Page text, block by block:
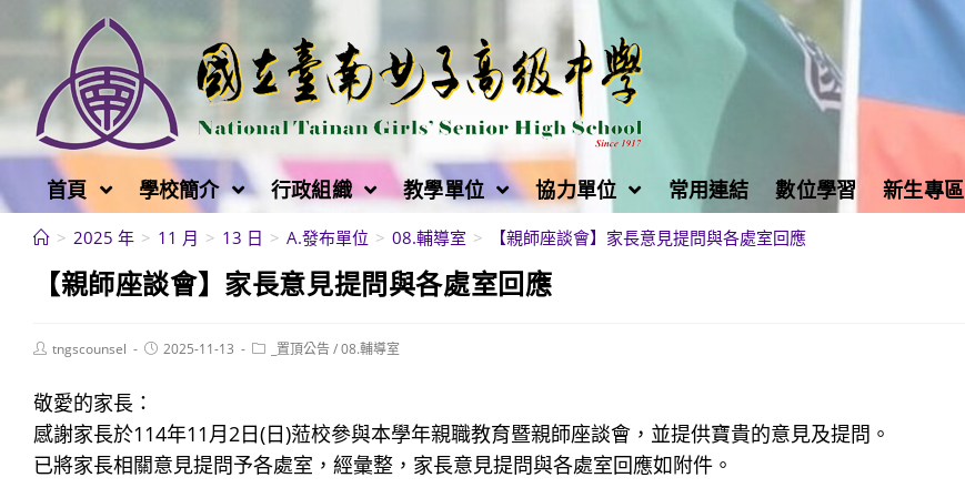
轉
至
容
首頁 學校簡介 行政組織 教學單位 協力單位 常用連結 數位學習 新生專區
> 2025 年 > 11 月 > 13 日 > A.發布單位 > 08.輔導室 > 【親師座談會】家長意見提問與各處室回應
【親師座談會】家長意見提問與各處室回應
Posttngscounsel
Post2025-11-13
Post _置頂公告/08.輔導室
敬愛的家長：
感謝家長於114年11月2日(日)蒞校參與本學年親職教育暨親師座談會，並提供寶貴的意見及提問。
已將家長相關意見提問予各處室，經彙整，家長意見提問與各處室回應如附件。